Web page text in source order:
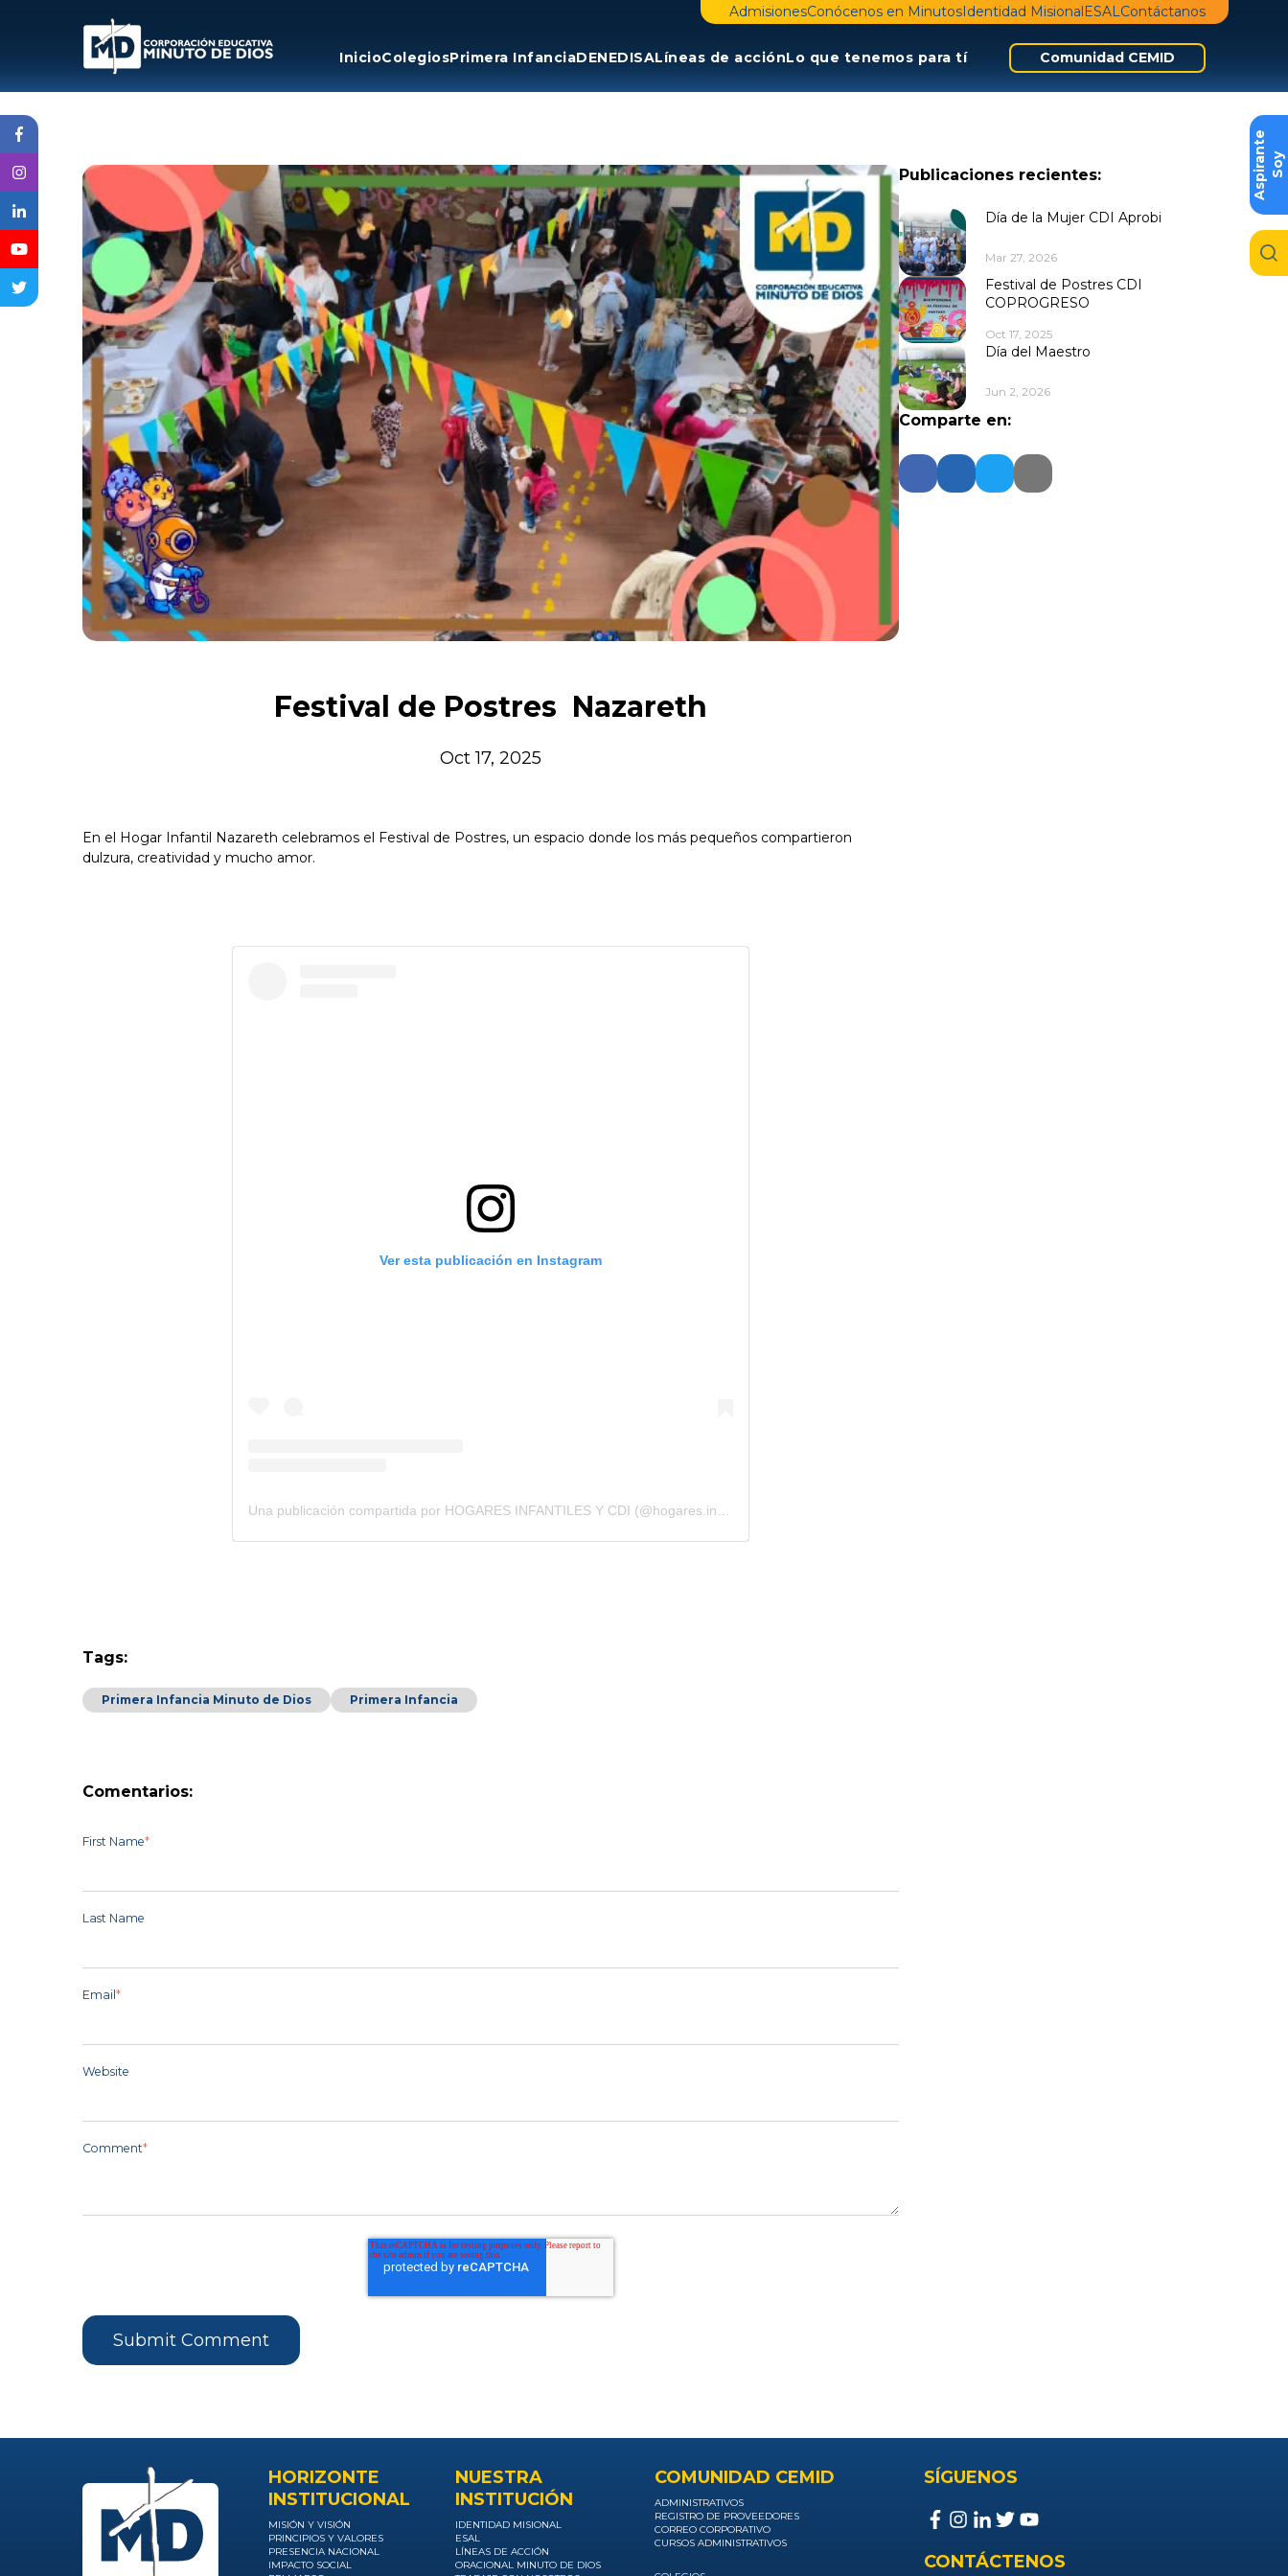
AdmisionesConócenos en MinutosIdentidad MisionalESALContáctanos
InicioColegiosPrimera InfanciaDENEDISALíneas de acciónLo que tenemos para tí Comunidad CEMID
S
o
y
A
s
p
i
r
a
n
t
e
Festival de Postres Nazareth
Oct 17, 2025
En el Hogar Infantil Nazareth celebramos el Festival de Postres, un espacio donde los más pequeños compartieron
dulzura, creatividad y mucho amor.
Ver esta publicación en Instagram
Una publicación compartida por HOGARES INFANTILES Y CDI (@hogares.infantiles.cdi)
Tags:
Primera Infancia Minuto de Dios Primera Infancia
Comentarios:
First Name*
Last Name
Email *
Website
Comment*
Publicaciones recientes:
Día de la Mujer CDI Aprobi
Mar 27, 2026
Festival de Postres CDI
COPROGRESO
Oct 17, 2025
Día del Maestro
Jun 2, 2026
Comparte en:
HORIZONTE
INSTITUCIONAL
MISIÓN Y VISIÓN
PRINCIPIOS Y VALORES
PRESENCIA NACIONAL
IMPACTO SOCIAL
NUESTRA
INSTITUCIÓN
IDENTIDAD MISIONAL
ESAL
LÍNEAS DE ACCIÓN
ORACIONAL MINUTO DE DIOS
COMUNIDAD CEMID
ADMINISTRATIVOS
REGISTRO DE PROVEEDORES
CORREO CORPORATIVO
CURSOS ADMINISTRATIVOS
SÍGUENOS
CONTÁCTENOS